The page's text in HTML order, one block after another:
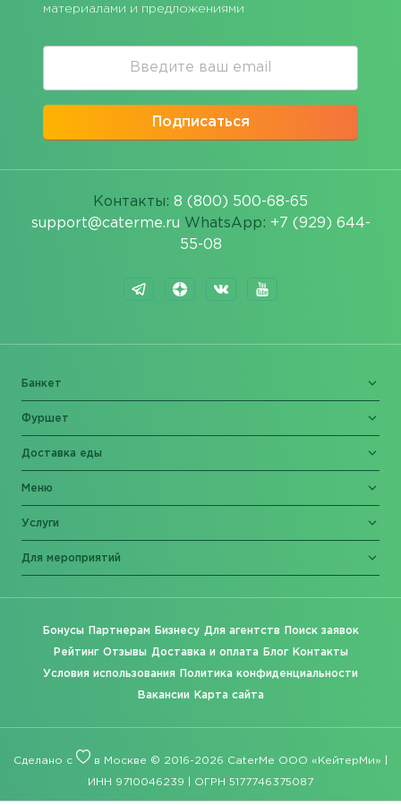
материалами и предложениями
Подписаться
Контакты: 8 (800) 500-68-65
support@caterme.ru WhatsApp: +7 (929) 644-
55-08
Банкет
Фуршет
Доставка еды
Меню
Услуги
Для мероприятий
Бонусы Партнерам Бизнесу Для агентств Поиск заявок
Рейтинг Отзывы Доставка и оплата Блог Контакты
Условия использования Политика конфиденциальности
Вакансии Карта сайта
Сделано с в Москве © 2016-2026 CaterMe ООО «КейтерМи» |
ИНН 9710046239 | ОГРН 5177746375087